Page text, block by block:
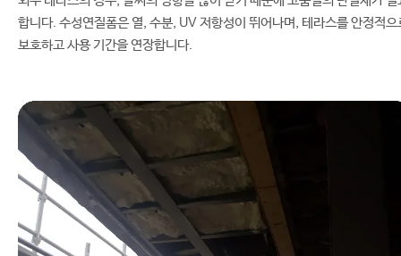
합니다. 수성연질폼은 열, 수분, UV 저항성이 뛰어나며, 테라스를 안정적으
보호하고 사용 기간을 연장합니다.